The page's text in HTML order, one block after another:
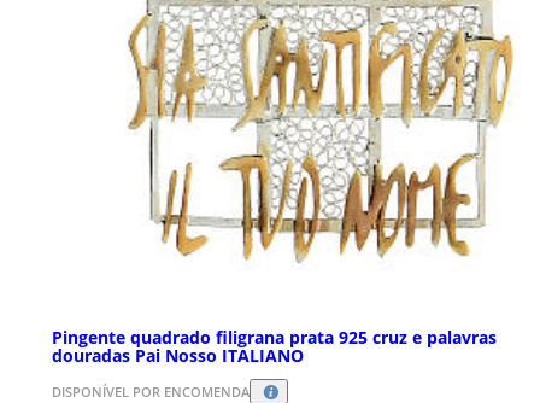
Pingente quadrado filigrana prata 925 cruz e palavras
douradas Pai Nosso ITALIANO
DISPONÍVEL POR ENCOMENDA